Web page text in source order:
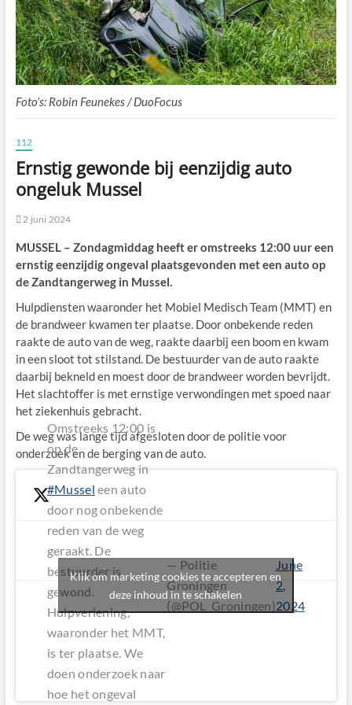
Foto’s: Robin Feunekes / DuoFocus
112
Ernstig gewonde bij eenzijdig auto
ongeluk Mussel
2 juni 2024
MUSSEL – Zondagmiddag heeft er omstreeks 12:00 uur een
ernstig eenzijdig ongeval plaatsgevonden met een auto op
de Zandtangerweg in Mussel.
Hulpdiensten waaronder het Mobiel Medisch Team (MMT) en
de brandweer kwamen ter plaatse. Door onbekende reden
raakte de auto van de weg, raakte daarbij een boom en kwam
in een sloot tot stilstand. De bestuurder van de auto raakte
daarbij bekneld en moest door de brandweer worden bevrijdt.
Het slachtoffer is met ernstige verwondingen met spoed naar
het ziekenhuis gebracht.
De weg was lange tijd afgesloten door de politie voor
onderzoek en de berging van de auto.
Omstreeks 12:00 is
op de
Zandtangerweg in
#Mussel een auto
door nog onbekende
reden van de weg
geraakt. De
bestuurder is
gewond.
Hulpverlening,
waaronder het MMT,
is ter plaatse. We
doen onderzoek naar
hoe het ongeval
— Politie
Groningen
(@POL_Groningen)
June
2,
2024
Klik om marketing cookies te accepteren en
deze inhoud in te schakelen